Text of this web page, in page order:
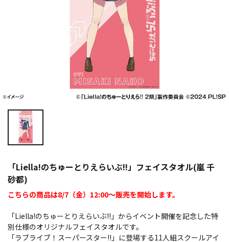
「Liella!のちゅーとりえらいぶ!!」フェイスタオル(嵐 千
砂都)
こちらの商品は8/7（金）12:00～販売を開始します。
「Liella!のちゅーとりえらいぶ!!」からイベント開催を記念した特
別仕様のオリジナルフェイスタオルです。
「ラブライブ！スーパースター!!」に登場する11人組スクールアイ